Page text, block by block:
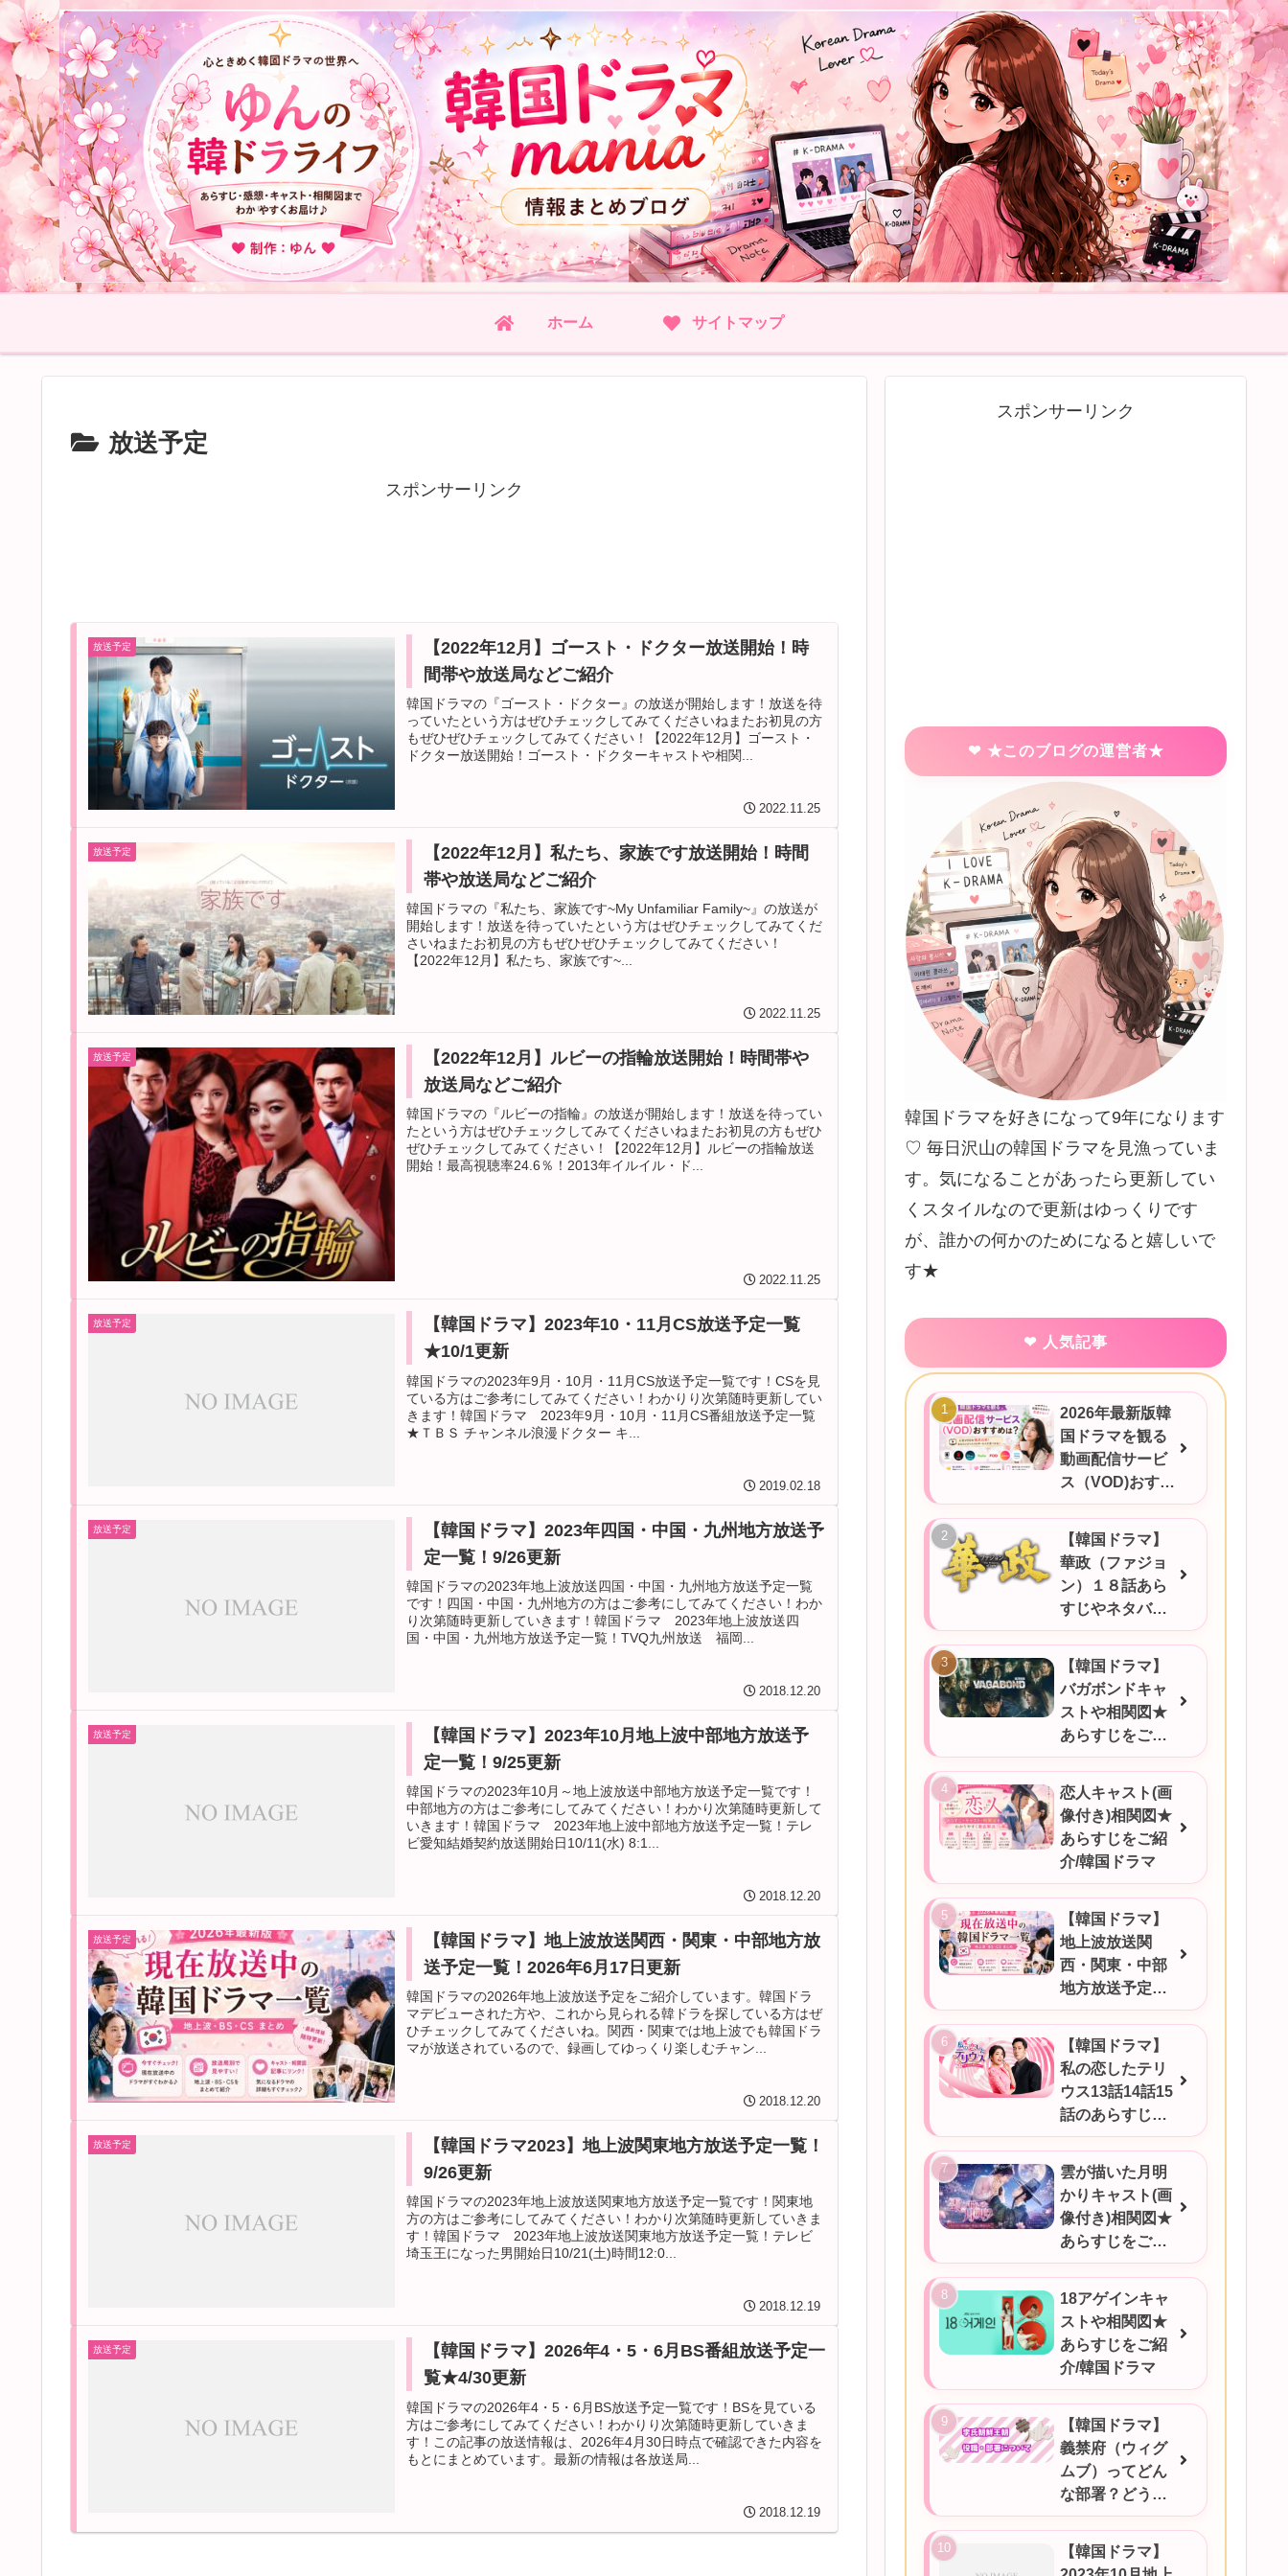
ホーム サイトマップ
放送予定
スポンサーリンク
放送予定
【2022年12月】ゴースト・ドクター放送開始！時
間帯や放送局などご紹介
韓国ドラマの『ゴースト・ドクター』の放送が開始します！放送を待
っていたという方はぜひチェックしてみてくださいねまたお初見の方
もぜひぜひチェックしてみてください！【2022年12月】ゴースト・
ドクター放送開始！ゴースト・ドクターキャストや相関...
2022.11.25
放送予定
【2022年12月】私たち、家族です放送開始！時間
帯や放送局などご紹介
韓国ドラマの『私たち、家族です~My Unfamiliar Family~』の放送が
開始します！放送を待っていたという方はぜひチェックしてみてくだ
さいねまたお初見の方もぜひぜひチェックしてみてください！
【2022年12月】私たち、家族です~...
2022.11.25
放送予定
【2022年12月】ルビーの指輪放送開始！時間帯や
放送局などご紹介
韓国ドラマの『ルビーの指輪』の放送が開始します！放送を待ってい
たという方はぜひチェックしてみてくださいねまたお初見の方もぜひ
ぜひチェックしてみてください！【2022年12月】ルビーの指輪放送
開始！最高視聴率24.6％！2013年イルイル・ド...
2022.11.25
放送予定
【韓国ドラマ】2023年10・11月CS放送予定一覧
★10/1更新
韓国ドラマの2023年9月・10月・11月CS放送予定一覧です！CSを見
ている方はご参考にしてみてください！わかりり次第随時更新してい
きます！韓国ドラマ 2023年9月・10月・11月CS番組放送予定一覧
★ＴＢＳ チャンネル浪漫ドクター キ...
2019.02.18
放送予定
【韓国ドラマ】2023年四国・中国・九州地方放送予
定一覧！9/26更新
韓国ドラマの2023年地上波放送四国・中国・九州地方放送予定一覧
です！四国・中国・九州地方の方はご参考にしてみてください！わか
り次第随時更新していきます！韓国ドラマ 2023年地上波放送四
国・中国・九州地方放送予定一覧！TVQ九州放送 福岡...
2018.12.20
放送予定
【韓国ドラマ】2023年10月地上波中部地方放送予
定一覧！9/25更新
韓国ドラマの2023年10月～地上波放送中部地方放送予定一覧です！
中部地方の方はご参考にしてみてください！わかり次第随時更新して
いきます！韓国ドラマ 2023年地上波中部地方放送予定一覧！テレ
ビ愛知結婚契約放送開始日10/11(水) 8:1...
2018.12.20
放送予定
【韓国ドラマ】地上波放送関西・関東・中部地方放
送予定一覧！2026年6月17日更新
韓国ドラマの2026年地上波放送予定をご紹介しています。韓国ドラ
マデビューされた方や、これから見られる韓ドラを探している方はぜ
ひチェックしてみてくださいね。関西・関東では地上波でも韓国ドラ
マが放送されているので、録画してゆっくり楽しむチャン...
2018.12.20
放送予定
【韓国ドラマ2023】地上波関東地方放送予定一覧！
9/26更新
韓国ドラマの2023年地上波放送関東地方放送予定一覧です！関東地
方の方はご参考にしてみてください！わかり次第随時更新していきま
す！韓国ドラマ 2023年地上波放送関東地方放送予定一覧！テレビ
埼玉王になった男開始日10/21(土)時間12:0...
2018.12.19
放送予定
【韓国ドラマ】2026年4・5・6月BS番組放送予定一
覧★4/30更新
韓国ドラマの2026年4・5・6月BS放送予定一覧です！BSを見ている
方はご参考にしてみてください！わかりり次第随時更新していきま
す！この記事の放送情報は、2026年4月30日時点で確認できた内容を
もとにまとめています。最新の情報は各放送局...
2018.12.19
スポンサーリンク
★このブログの運営者★
韓国ドラマを好きになって9年になります
♡ 毎日沢山の韓国ドラマを見漁っていま
す。気になることがあったら更新してい
くスタイルなので更新はゆっくりです
が、誰かの何かのためになると嬉しいで
す★
人気記事
2026年最新版韓
国ドラマを観る
動画配信サービ
ス（VOD)おすす
めは？
【韓国ドラマ】
華政（ファジョ
ン）１８話あら
すじやネタバ
レ、感想など！
【韓国ドラマ】
バガボンドキャ
ストや相関図★
あらすじをご紹
介
恋人キャスト(画
像付き)相関図★
あらすじをご紹
介/韓国ドラマ
【韓国ドラマ】
地上波放送関
西・関東・中部
地方放送予定一
覧！2026年6月
17日更新
【韓国ドラマ】
私の恋したテリ
ウス13話14話15
話のあらすじを
ご紹介！
雲が描いた月明
かりキャスト(画
像付き)相関図★
あらすじをご紹
介/韓国ドラマ
18アゲインキャ
ストや相関図★
あらすじをご紹
介/韓国ドラマ
【韓国ドラマ】
義禁府（ウィグ
ムブ）ってどん
な部署？どうい
うときに対応す
るの？
【韓国ドラマ】